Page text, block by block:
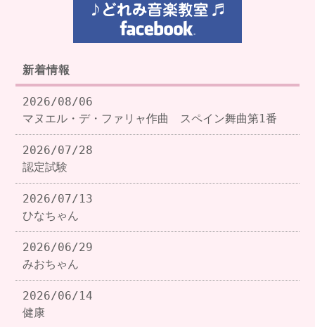
新着情報
2026/08/06
マヌエル・デ・ファリャ作曲 スペイン舞曲第1番
2026/07/28
認定試験
2026/07/13
ひなちゃん
2026/06/29
みおちゃん
2026/06/14
健康